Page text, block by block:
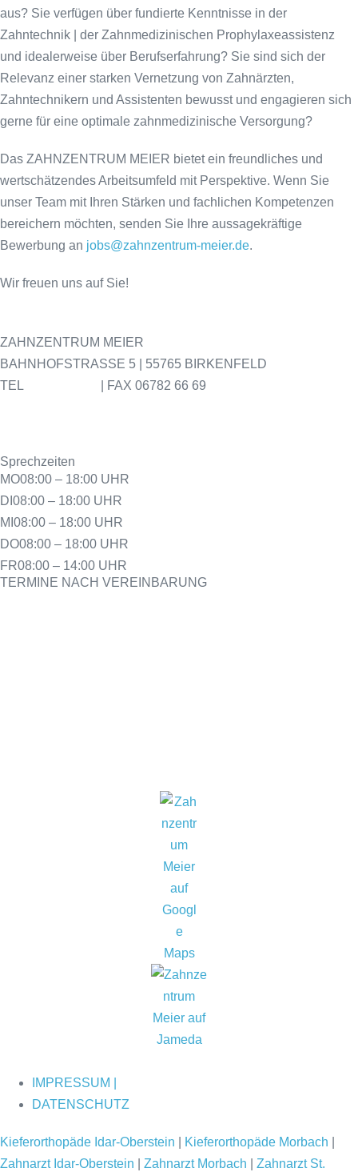
aus? Sie verfügen über fundierte Kenntnisse in der
Zahntechnik | der Zahnmedizinischen Prophylaxeassistenz
und idealerweise über Berufserfahrung? Sie sind sich der
Relevanz einer starken Vernetzung von Zahnärzten,
Zahntechnikern und Assistenten bewusst und engagieren sich
gerne für eine optimale zahnmedizinische Versorgung?
Das ZAHNZENTRUM MEIER bietet ein freundliches und
wertschätzendes Arbeitsumfeld mit Perspektive. Wenn Sie
unser Team mit Ihren Stärken und fachlichen Kompetenzen
bereichern möchten, senden Sie Ihre aussagekräftige
Bewerbung an jobs@zahnzentrum-meier.de.
Wir freuen uns auf Sie!
ZAHNZENTRUM MEIER
BAHNHOFSTRASSE 5 | 55765 BIRKENFELD
TEL
| FAX 06782 66 69
Sprechzeiten
MO08:00 – 18:00 UHR
DI 08:00 – 18:00 UHR
MI 08:00 – 18:00 UHR
DO08:00 – 18:00 UHR
FR08:00 – 14:00 UHR
TERMINE NACH VEREINBARUNG
IMPRESSUM |
DATENSCHUTZ
Kieferorthopäde Idar-Oberstein Kieferorthopäde Morbach
Zahnarzt Idar-Oberstein
Zahnarzt Morbach
Zahnarzt St.